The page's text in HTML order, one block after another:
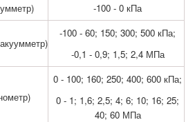
-100 - 0 кПа
-100 - 60; 150; 300; 500 кПа;
-0,1 - 0,9; 1,5; 2,4 МПа
0 - 100; 160; 250; 400; 600 кПа;
0 - 1; 1,6; 2,5; 4; 6; 10; 16; 25;
40; 60 МПа